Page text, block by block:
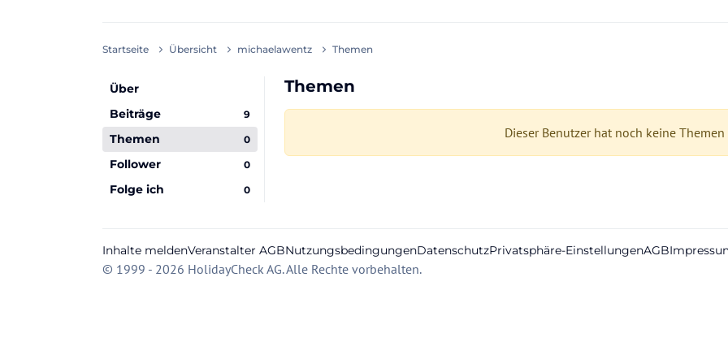
Startseite Übersicht michaelawentz Themen
Über
Beiträge
9
Themen 0
Follower 0
Folge ich 0
Themen
Dieser Benutzer hat noch keine
Inhalte meldenVeranstalter AGBNutzungsbedingungenDatenschutzPrivatsphäre-EinstellungenAGB
© 1999 - 2026 HolidayCheck AG. Alle Rechte vorbehalten.